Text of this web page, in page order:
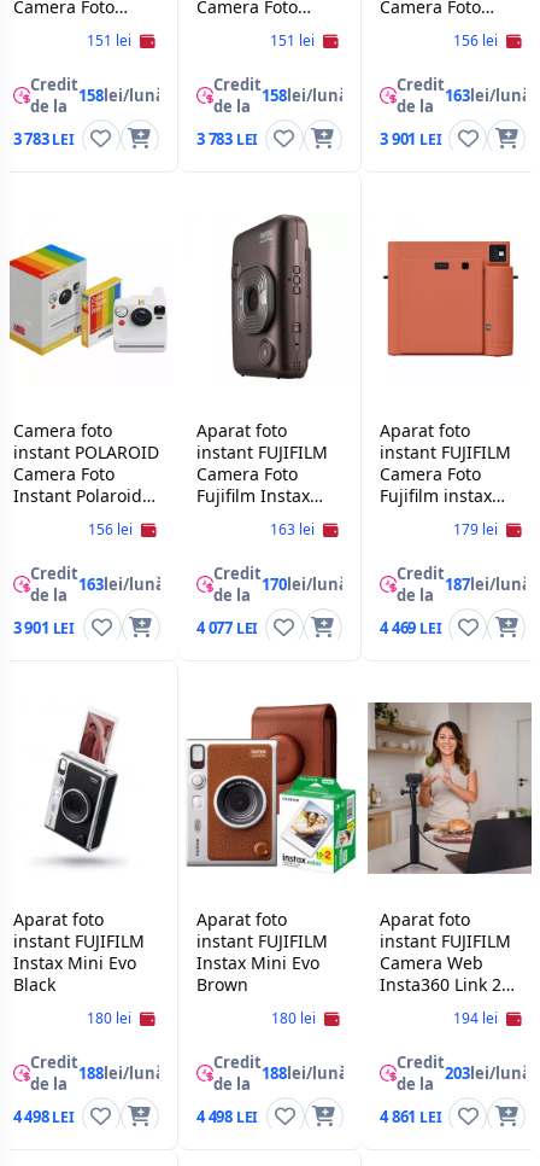
Camera Foto
Now+ Gen 3,Black
151 lei
Credit
de la 158lei/lună
3 783
Camera Foto
Now+ Gen151 lei
Credit
de la
158lei/lună
3 783
Camera Foto
Now+ Gen 3 +
(8 photos),Black
156 lei
Credit
de la
163lei/lună
3 901
Camera foto
instant POLAROID
Camera Foto
Instant Polaroid
Color Film Bundle
156 lei
Credit
de la 163lei/lună
3 901
Aparat foto
instant FUJIFILM
Camera Foto
Fujifilm Instax
163 lei
Credit
de la
170lei/lună
4 077
Aparat foto
instant FUJIFILM
Camera Foto
Fujifilm instax
Terracotta179 lei
Credit
de la
187lei/lună
4 469
Aparat foto
instant FUJIFILM
Instax Mini Evo
Black
180 lei
Credit
de la 188lei/lună
4 498
Aparat foto
instant FUJIFILM
Instax Mini Evo
Brown
180 lei
Credit
de la
188lei/lună
4 498
Aparat foto
instant FUJIFILM
Camera Web
Insta360 Link 2C
194 lei
Credit
de la 203lei/lună
4 861